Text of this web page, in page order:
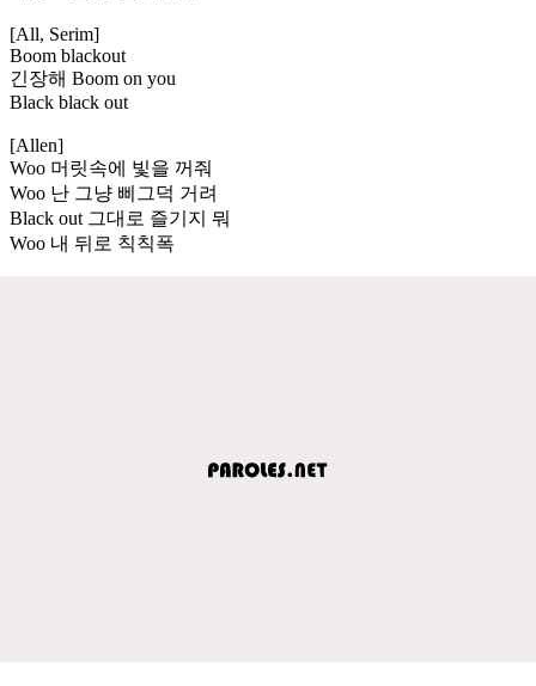
[All, Serim]
Boom blackout
긴장해 Boom on you
Black black out
[Allen]
Woo 머릿속에 빛을 꺼줘
Woo 난 그냥 삐그덕 거려
Black out 그대로 즐기지 뭐
Woo 내 뒤로 칙칙폭